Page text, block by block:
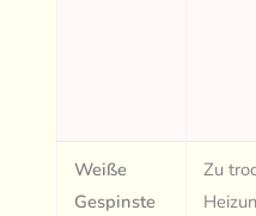
Weiße
Gespinste
Zu